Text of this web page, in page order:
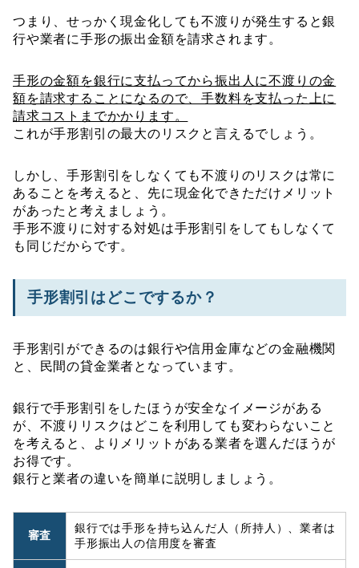
つまり、せっかく現金化しても不渡りが発生すると銀
行や業者に手形の振出金額を請求されます。
手形の金額を銀行に支払ってから振出人に不渡りの金
額を請求することになるので、手数料を支払った上に
請求コストまでかかります。
これが手形割引の最大のリスクと言えるでしょう。
しかし、手形割引をしなくても不渡りのリスクは常に
あることを考えると、先に現金化できただけメリット
があったと考えましょう。
手形不渡りに対する対処は手形割引をしてもしなくて
も同じだからです。
手形割引はどこでするか？
手形割引ができるのは銀行や信用金庫などの金融機関
と、民間の貸金業者となっています。
銀行で手形割引をしたほうが安全なイメージがある
が、不渡りリスクはどこを利用しても変わらないこと
を考えると、よりメリットがある業者を選んだほうが
お得です。
銀行と業者の違いを簡単に説明しましょう。
審査
銀行では手形を持ち込んだ人（所持人）、業者は
手形振出人の信用度を審査